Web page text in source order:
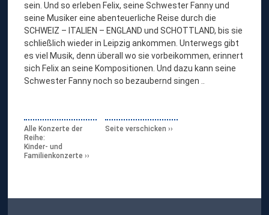
sein. Und so erleben Felix, seine Schwester Fanny und
seine Musiker eine abenteuerliche Reise durch die
SCHWEIZ – ITALIEN – ENGLAND und SCHOTTLAND, bis sie
schließlich wieder in Leipzig ankommen. Unterwegs gibt
es viel Musik, denn überall wo sie vorbeikommen, erinnert
sich Felix an seine Kompositionen. Und dazu kann seine
Schwester Fanny noch so bezaubernd singen ..
Alle Konzerte der
Reihe:
Kinder- und
Familienkonzerte
Seite verschicken